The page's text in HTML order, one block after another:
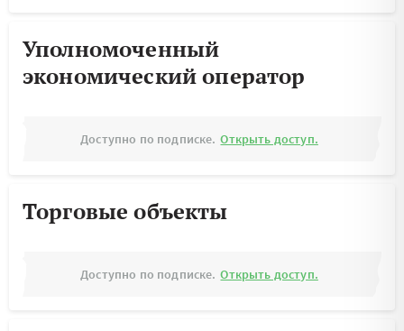
Уполномоченный
экономический оператор
Доступно по подписке. Открыть доступ.
Торговые объекты
Доступно по подписке. Открыть доступ.